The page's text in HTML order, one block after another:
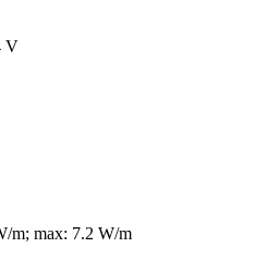
V
m; max: 7.2 W/m